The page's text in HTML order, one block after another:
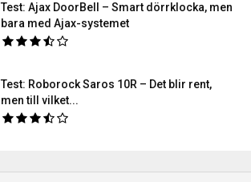
Test: Ajax DoorBell – Smart dörrklocka, men
bara med Ajax-systemet
Test: Roborock Saros 10R – Det blir rent,
men till vilket...